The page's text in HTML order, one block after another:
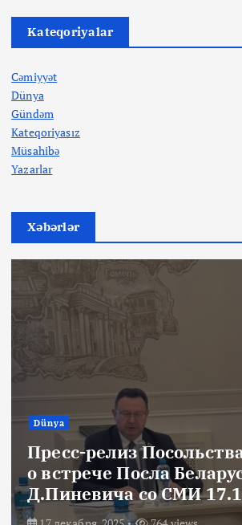
Kateqoriyalar
Cəmiyyət
Dünya
Gündəm
Kateqoriyasız
Müsahibə
Yazarlar
Xəbərlər
Dünya
Пресс-релиз
о встрече Посла
Д.Пиневича со СМИ